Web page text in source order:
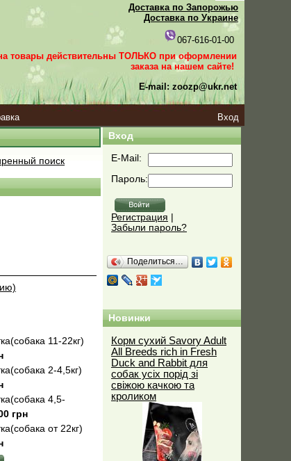
Доставка по Запорожью
Доставка по Украине
067-616-01-00
товары действительны ТОЛЬКО при оформлении
заказа на нашем сайте!
E-mail: zoozp@ukr.net
Вход
поиск
11-22кг)
2-4,5кг)
4,5-
грн
от 22кг)
Вход
E-Mail:
Пароль:
Регистрация
Забыли пароль?
Поделиться…
Новинки
Корм сухий Savory Adult
All Breeds rich in Fresh
Duck and Rabbit для
собак усіх порід зі
свіжою качкою та
кроликом